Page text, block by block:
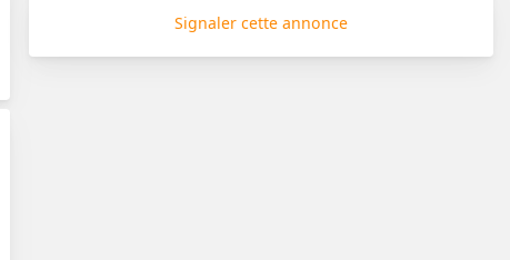
Signaler cette annonce